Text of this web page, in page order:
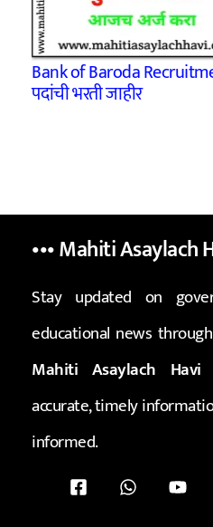
Bank of Baroda
पदांची भरती जाहीर
••• Mahiti Asaylach
Stay updated on
educational news
Mahiti Asaylach Havi
accurate, timely
informed.